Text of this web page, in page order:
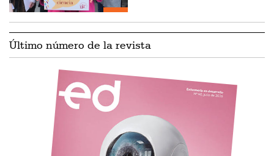
Último número de la revista